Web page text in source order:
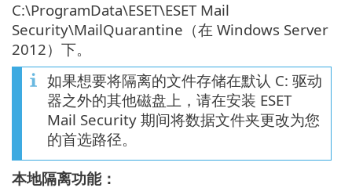
C:\ProgramData\ESET\ESET Mail
Security\MailQuarantine（在 Windows Server
2012）下。
如果想要将隔离的文件存储在默认 C: 驱动
器之外的其他磁盘上，请在安装 ESET
Mail Security 期间将数据文件夹更改为您
的首选路径。
本地隔离功能：